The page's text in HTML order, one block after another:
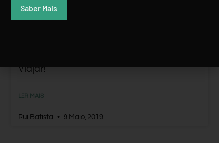
Viajar!
LER MAIS
Rui Batista 9 Maio, 2019
Saber Mais